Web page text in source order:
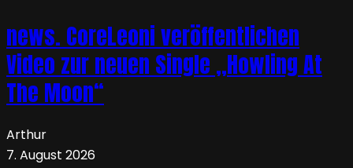
news. CoreLeoni veröffentlichen
Video zur neuen Single „Howling At
The Moon“
Arthur
7. August 2026